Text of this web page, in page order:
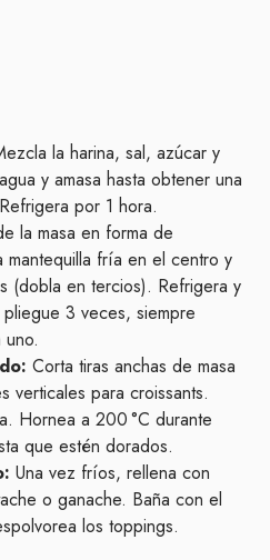
la harina, sal, azúcar y
y amasa hasta obtener una
por 1 hora.
la masa en forma de
mantequilla fría en el centro y
(dobla en tercios). Refrigera y
3 veces, siempre
Corta tiras anchas de masa
verticales para croissants.
Hornea a 200 °C durante
que estén dorados.
Una vez fríos, rellena con
o ganache. Baña con el
los toppings.